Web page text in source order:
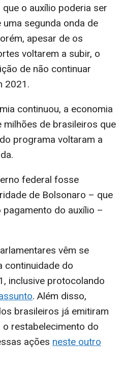
o auxílio poderia ser
segunda onda de
apesar de os
voltarem a subir, o
de não continuar
2021.
continuou, a economia
milhões de brasileiros que
do programa voltaram a
federal fosse
de Bolsonaro – que
do auxílio –
vêm se
continuidade do
inclusive protocolando
. Além disso,
brasileiros já emitiram
restabelecimento do
ações neste outro